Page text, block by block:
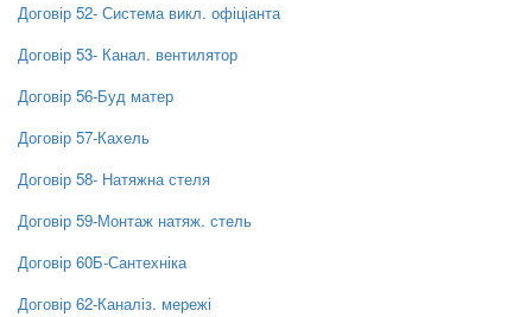
Договір 52- Система викл. офіціанта
Договір 53- Канал. вентилятор
Договір 56-Буд матер
Договір 57-Кахель
Договір 58- Натяжна стеля
Договір 59-Монтаж натяж. стель
Договір 60Б-Сантехніка
Договір 62-Каналіз. мережі